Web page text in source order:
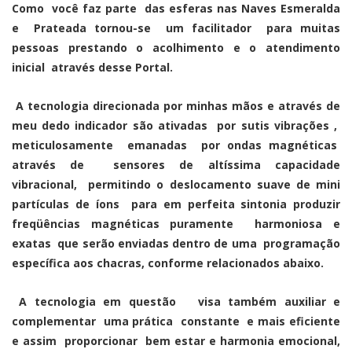
Como você faz parte das esferas nas Naves Esmeralda
e Prateada tornou-se um facilitador para muitas
pessoas prestando o acolhimento e o atendimento
inicial através desse Portal.
A tecnologia direcionada por minhas mãos e através de
meu dedo indicador são ativadas por sutis vibrações ,
meticulosamente emanadas por ondas magnéticas
através de sensores de altíssima capacidade
vibracional, permitindo o deslocamento suave de mini
partículas de íons para em perfeita sintonia produzir
freqüências magnéticas puramente harmoniosa e
exatas que serão enviadas dentro de uma programação
específica aos chacras, conforme relacionados abaixo.
A tecnologia em questão visa também auxiliar e
complementar uma prática constante e mais eficiente
e assim proporcionar bem estar e harmonia emocional,